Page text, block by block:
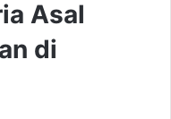
Asal
di